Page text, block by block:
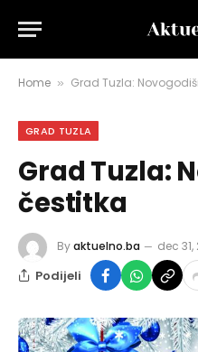
Home » Grad Tuzla:
GRAD TUZLA
Grad Tuzla:
čestitka
Byaktuelno.ba dec 31,
Podijeli